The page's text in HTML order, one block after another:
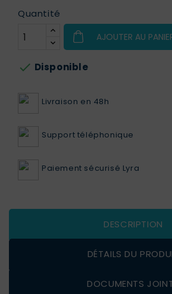
Quantité
AJOUTER AU
 Disponible
Livraison en 48h
Support téléphonique
Paiement sécurisé Lyra
DESCRIPTION
DÉTAILS DU
DOCUMENTS